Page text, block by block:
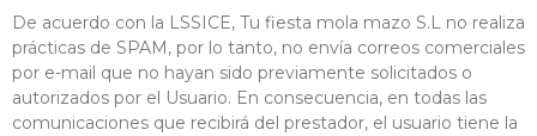
De acuerdo con la LSSICE, Tu fiesta mola mazo S.L no realiza
prácticas de SPAM, por lo tanto, no envía correos comerciales
por e-mail que no hayan sido previamente solicitados o
autorizados por el Usuario. En consecuencia, en todas las
comunicaciones que recibirá del prestador, el usuario tiene la